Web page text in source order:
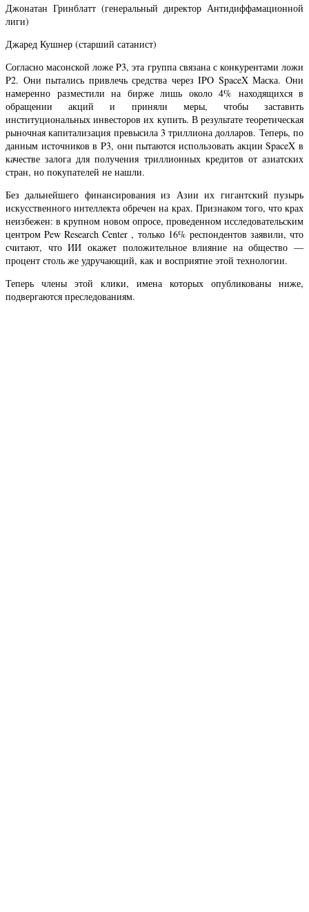
Джонатан Гринблатт (генеральный директор Антидиффамационной
лиги)
Джаред Кушнер (старший сатанист)
Согласно масонской ложе P3, эта группа связана с конкурентами ложи
P2. Они пытались привлечь средства через IPO SpaceX Маска. Они
намеренно разместили на бирже лишь около 4% находящихся в
обращении акций и приняли меры, чтобы заставить
институциональных инвесторов их купить. В результате теоретическая
рыночная капитализация превысила 3 ​​триллиона долларов. Теперь, по
данным источников в P3, они пытаются использовать акции SpaceX в
качестве залога для получения триллионных кредитов от азиатских
стран, но покупателей не нашли.
Без дальнейшего финансирования из Азии их гигантский пузырь
искусственного интеллекта обречен на крах. Признаком того, что крах
неизбежен: в крупном новом опросе, проведенном исследовательским
центром Pew Research Center , только 16% респондентов заявили, что
считают, что ИИ окажет положительное влияние на общество —
процент столь же удручающий, как и восприятие этой технологии.
Теперь члены этой клики, имена которых опубликованы ниже,
подвергаются преследованиям.